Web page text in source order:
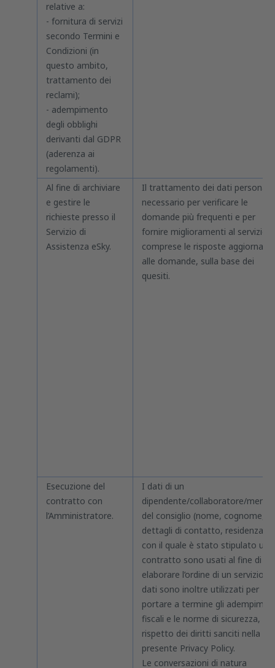
relative a:
- fornitura di servizi
secondo Termini e
Condizioni (in
questo ambito,
trattamento dei
reclami);
- adempimento
degli obblighi
derivanti dal GDPR
(aderenza ai
regolamenti).
Al fine di archiviare
e gestire le
richieste presso il
Servizio di
Assistenza eSky.
Il trattamento dei dati personali
necessario per verificare le
domande più frequenti e per
fornire miglioramenti al servizio,
comprese le risposte aggiornate
alle domande, sulla base dei
quesiti.
Esecuzione del
contratto con
l’Amministratore.
I dati di un
dipendente/collaboratore/
del consiglio (nome, cognome,
dettagli di contatto, residenza)
con il quale è stato stipulato un
contratto sono usati al fine di
elaborare l’ordine di un servizio. I
dati sono inoltre utilizzati per
portare a termine gli
fiscali e le norme di sicurezza, nel
rispetto dei diritti sanciti nella
presente Privacy Policy.
Le conversazioni di natura